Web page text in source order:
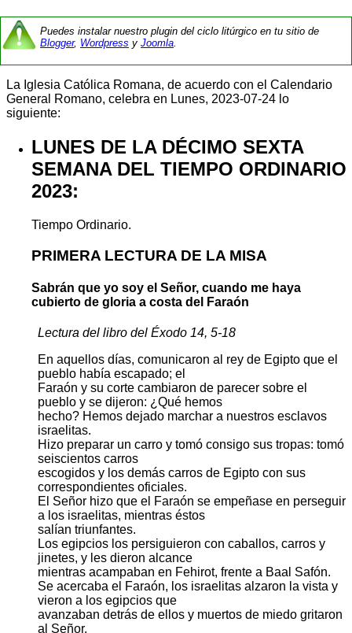
Puedes instalar nuestro plugin del ciclo litúrgico en tu sitio de
Blogger, Wordpress y Joomla.
La Iglesia Católica Romana, de acuerdo con el Calendario
General Romano, celebra en Lunes, 2023-07-24 lo
siguiente:
LUNES DE LA DÉCIMO SEXTA
SEMANA DEL TIEMPO ORDINARIO
2023:
Tiempo Ordinario.
PRIMERA LECTURA DE LA MISA
Sabrán que yo soy el Señor, cuando me haya
cubierto de gloria a costa del Faraón
Lectura del libro del Éxodo 14, 5-18
En aquellos días, comunicaron al rey de Egipto que el
pueblo había escapado; el
Faraón y su corte cambiaron de parecer sobre el
pueblo y se dijeron: ¿Qué hemos
hecho? Hemos dejado marchar a nuestros esclavos
israelitas.
Hizo preparar un carro y tomó consigo sus tropas: tomó
seiscientos carros
escogidos y los demás carros de Egipto con sus
correspondientes oficiales.
El Señor hizo que el Faraón se empeñase en perseguir
a los israelitas, mientras éstos
salían triunfantes.
Los egipcios los persiguieron con caballos, carros y
jinetes, y les dieron alcance
mientras acampaban en Fehirot, frente a Baal Safón.
Se acercaba el Faraón, los israelitas alzaron la vista y
vieron a los egipcios que
avanzaban detrás de ellos y muertos de miedo gritaron
al Señor.